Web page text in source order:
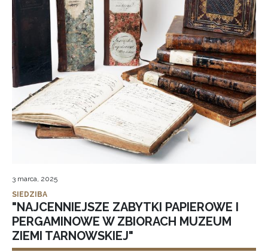
3 marca, 2025
SIEDZIBA
"NAJCENNIEJSZE ZABYTKI PAPIEROWE I
PERGAMINOWE W ZBIORACH MUZEUM
ZIEMI TARNOWSKIEJ"